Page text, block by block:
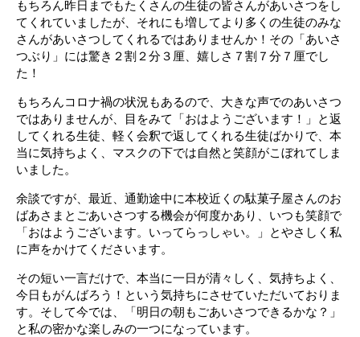
もちろん昨日までもたくさんの生徒の皆さんがあいさつをし
てくれていましたが、それにも増してより多くの生徒のみな
さんがあいさつしてくれるではありませんか！その「あいさ
つぶり」には驚き２割２分３厘、嬉しさ７割７分７厘でし
た！
もちろんコロナ禍の状況もあるので、大きな声でのあいさつ
ではありませんが、目をみて「おはようございます！」と返
してくれる生徒、軽く会釈で返してくれる生徒ばかりで、本
当に気持ちよく、マスクの下では自然と笑顔がこぼれてしま
いました。
余談ですが、最近、通勤途中に本校近くの駄菓子屋さんのお
ばあさまとごあいさつする機会が何度かあり、いつも笑顔で
「おはようございます。いってらっしゃい。」とやさしく私
に声をかけてくださいます。
その短い一言だけで、本当に一日が清々しく、気持ちよく、
今日もがんばろう！という気持ちにさせていただいておりま
す。そして今では、「明日の朝もごあいさつできるかな？」
と私の密かな楽しみの一つになっています。